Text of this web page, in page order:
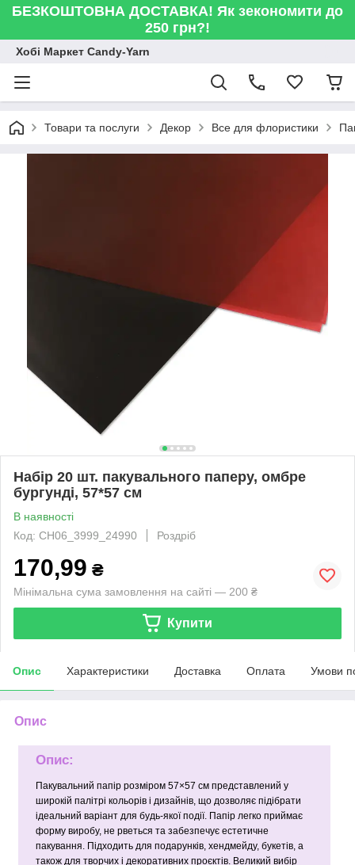
БЕЗКОШТОВНА ДОСТАВКА! Як зекономити до
250 грн?!
Хобі Маркет Candy-Yarn
Товари та послуги Декор Все для флористики
Набір 20 шт. пакувального паперу, омбре
бургунді, 57*57 см
В наявності
Код: CH06_3999_24990
Роздріб
170,99 ₴
Мінімальна сума замовлення на сайті — 200 ₴
Купити
Опис Характеристики Доставка Оплата Умови
Опис
Опис:
Пакувальний папір розміром 57×57 см представлений у
широкій палітрі кольорів і дизайнів, що дозволяє підібрати
ідеальний варіант для будь-якої події. Папір легко приймає
форму виробу, не рветься та забезпечує естетичне
пакування. Підходить для подарунків, хендмейду, букетів, а
також для творчих і декоративних проєктів. Великий вибір